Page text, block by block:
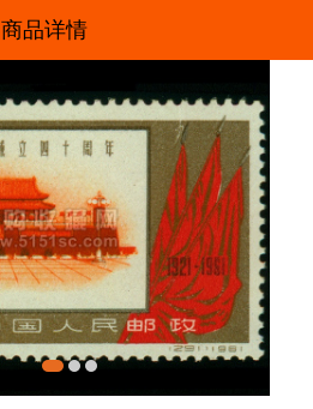
商品详情